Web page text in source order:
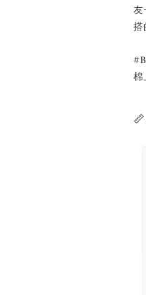
友
搭
棉